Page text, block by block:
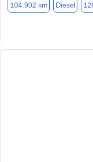
104.902 km Diesel